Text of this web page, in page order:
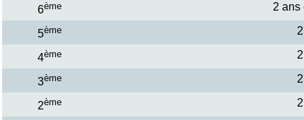
6ème 2 ans
5ème
4ème
3ème
2ème